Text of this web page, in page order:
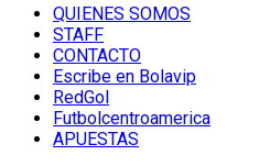
QUIENES SOMOS
STAFF
CONTACTO
Escribe en Bolavip
RedGol
Futbolcentroamerica
APUESTAS